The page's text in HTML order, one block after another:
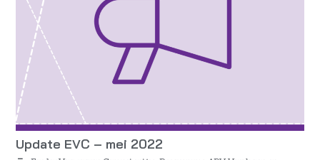
Update EVC – mei 2022